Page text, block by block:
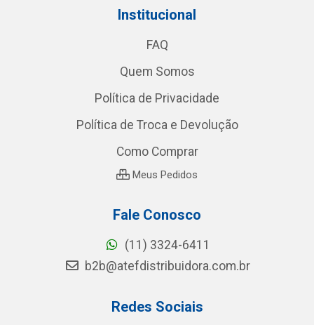
Institucional
FAQ
Quem Somos
Política de Privacidade
Política de Troca e Devolução
Como Comprar
Meus Pedidos
Fale Conosco
(11) 3324-6411
b2b@atefdistribuidora.com.br
Redes Sociais